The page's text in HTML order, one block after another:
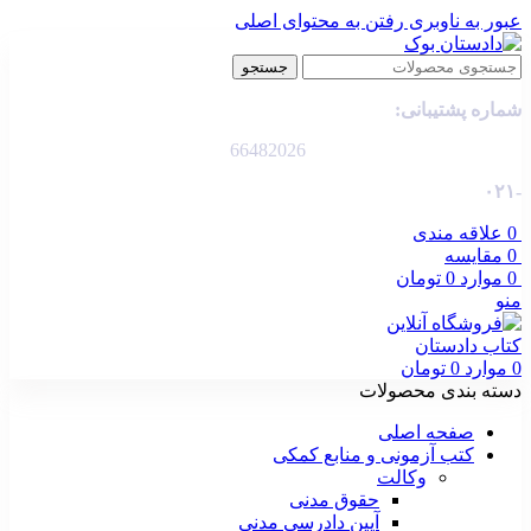
عبور به ناوبری رفتن به محتوای اصلی
جستجو
شماره پشتیبانی:
66482026
-۰۲۱
0 علاقه مندی
0 مقایسه
0 موارد 0 تومان
منو
0 موارد 0 تومان
دسته بندی محصولات
صفحه اصلی
کتب آزمونی و منابع کمکی
وکالت
حقوق مدنی
آیین دادرسی مدنی